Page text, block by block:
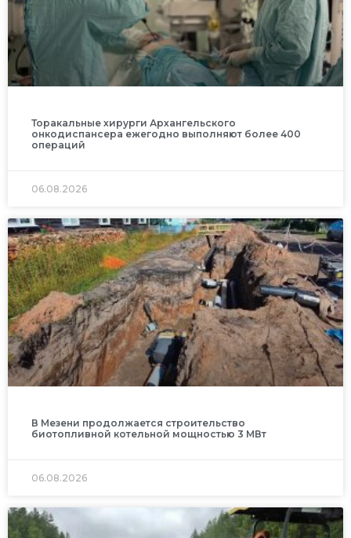
Торакальные хирурги Архангельского
онкодиспансера ежегодно выполняют более 400
операций
06.08.2026
В Мезени продолжается строительство
биотопливной котельной мощностью 3 МВт
06.08.2026